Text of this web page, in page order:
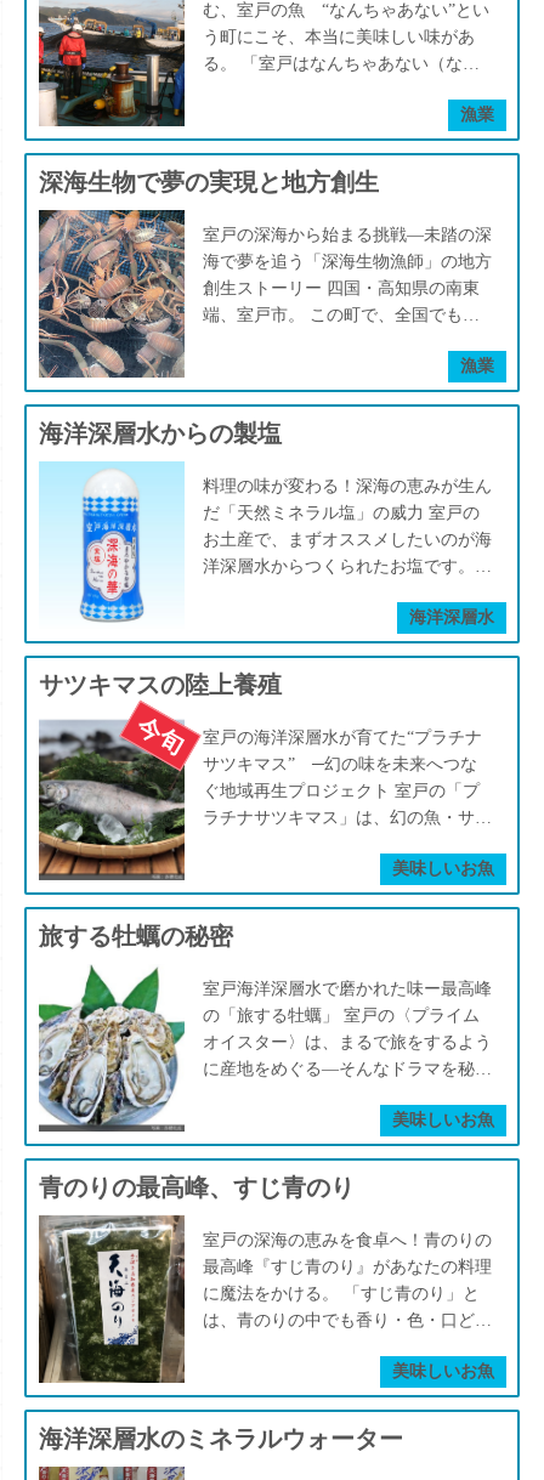
む、室戸の魚 “なんちゃあない”とい
う町にこそ、本当に美味しい味があ
る。 「室戸はなんちゃあない（なん
た。でも、そんな祖母が元気だった
頃、都会に遊びに来て魚を食べると、
決まって「うもうない（おいしくな
い）」と、ぽつりと漏らしていまし
た。 都会には、多彩な飲食店がひし
めき、見たことのない食材も並びま
す。 けれど祖母にとっては、そんな
華やかな食の世界よりも、“なんちゃ
味しく、心の底から愛した味だったの
い」と皆さん仰いますが、室戸には
「いいもの・おいしいもの」が沢山あ
い」っていうのは、「話題性」のある
ものがないっていうことなんでしょう
ね。 そして室戸の人はみんな案外グ
ルメだと思っています。いわゆる“室
戸あるある”ですが、みんな地元の食
材が大好きなんです。 進学や就職で
室戸を離れる人々が、決まってまず
「室戸の食が恋しい」と口にするほ
人々に染みついています。 実際、室
戸の漁港には、高品質で本当に美味し
い魚が次々と水揚げされています。
その理由は、室戸特有の地形と、海洋
水とは、太陽光の届かない深海にある
海水のこと。 深海には太陽光が届か
ないため、光合成が起こらず蓄積され
た窒素やリンなどの栄養がたっぷり詰
の海で湧き上がるため、海には常にミ
ネラル豊富な海水が満ちています。
この栄養たっぷりの海水で育った良質
なプランクトンを基盤に、室戸の海に
は豊かな生態系が築かれているので
す。 その結果、室戸の魚は自然に身
が締まり、国の海洋深層水研究の最適
地として選ばれた室戸ならではの旨み
先、室戸の沿岸近くを通過するブリ
は、たっぷりと栄養を蓄え、「室戸春
ぶり」として親しまれています。これ
はもう季節の風物詩ですね。 もちろ
の「室戸のつながり」でも一部触れて
いますが、室戸では一年を通して多彩
な魚が獲れ、大敷網（定置網）だけで
年間約150種が取引されるほどの豊か
漁業
深海生物で夢の実現と地方創生
室戸の深海から始まる挑戦—未踏の深
海で夢を追う「深海生物漁師」の地方
創生ストーリー 四国・高知県の南東
端、室戸市。 この町で、全国でも珍
す。その名は「深海生物漁師」松尾拓
也さん。 彼は、室戸沿岸で深海生物
を捕獲し、自ら運搬して日本各地の水
族館へ届けるという、前例のない仕事
を確立しました。 大洗水族館、美ら
海水族館など、全国の水族館が彼の漁
獲物を待ち望んでいます。 室戸の東
海岸は、海岸からわずか2〜3kmで水
の地形の底には、太陽光が届かない海
洋深層水が広がっています。 植物プ
ランクトンによる光合成が起こらない
深海では、窒素やリンなどの栄養が消
系が築かれているのです。 まさに、
室戸は深海生物漁の聖地と呼ぶにふさ
わしい場所。 松尾さんの漁場は、水
深約600m。 佐喜浜漁港から数分で到
達できるこの深海で、慎重に漁を行い
ます。 「深いですよー！スカイツリ
ーのてっぺんから仕掛けを降ろしてる
ような感じです」 深海生物は、急激
病”になってしまうことも。だからこ
そ、松尾さんは長い時間をかけてゆっ
くりと引き上げることを徹底していま
す。 捕獲後も、海洋深層水を源泉掛
な環境を維持。表層の海水に触れさせ
ることなく、深海生物に最適な状態で
管理することで、全国の水族館から高
い評価と信頼を得ています。 現在
作し、松尾さん自身が日本中の水族館
へと生き物を届けています。 室戸の
深海は、昔からそこにありました。
しかし、松尾さんによって、室戸の
人々が改めて“気づかされた”自然の恵
みが数多くあります。 たとえば「オ
オグソクムシ」。室戸で昔から普通に
食されたこの生物は、ふるさと納税の
漁業
海洋深層水からの製塩
料理の味が変わる！深海の恵みが生ん
だ「天然ミネラル塩」の威力 室戸の
お土産で、まずオススメしたいのが海
洋深層水からつくられたお塩です。そ
別物。あまりに違うので、「ウチの子
が塩がいつもと違うって気づいたの
よ」とお塩を贈った人に驚かれること
もあるほどです。 料理好きな方
や、“味の違いが分かる人”にもこの塩
は大好評。毎日の食卓に少し添えるだ
けで、素材の味がふわっと引き立ちま
す。 室戸沖の深海、太陽の光が届か
できた海洋深層水。 そこには、植物
プランクトンが光合成をしないため、
消費されずに残されたミネラルがたっ
ぷり蓄積された海水が眠っています。
水深344mからポンプで汲み上げ、濃
縮して結晶化。生産者の方いわく、
「海洋深層水にもともと含まれるミネ
ラルをどう残すかが塩づくりの真髄」
はミネラルの旨味が際立ちます。 私
自身、毎日の料理に使っていますが、
少しふりすぎてしまっても「しょっぱ
れは、塩の中にコクとまろやかさ、そ
して余韻のある旨味が含まれているか
らでしょう。 「室戸の海洋深層水の
お塩」は、料理の用途や食材の個性に
物、トマトなどの素材をダイレクトに
しっとりタイプの塩がおすすめ。しっ
海洋深層水
サツキマスの陸上養殖
室戸の海洋深層水が育てた“プラチナ
サツキマス” ─幻の味を未来へつな
ぐ地域再生プロジェクト 室戸の「プ
ラチナサツキマス」は、幻の魚・サツ
かつ挑戦的な陸上養殖プロジェクトで
す。 サツキマスは、美しい川で生ま
れ、豊かな海で育ち、再び川へと帰
る“回遊するアマゴ”です。その希少性
と繊細な味わいから「幻の魚」とも称
されます。 かつては高知県の川や海
でも見ることができました。しかし、
河川環境の変化により天然個体は激減
在に。 室戸では、この貴重な魚を未
来につなげようと、海洋深層水を活用
した陸上養殖に挑戦しています。 室
戸は、生活排水の流れる大河川がな
海底が断崖になっているため、太陽光
が届かない深海から湧昇流として運ば
れてくる水—それが水深1000mから昇
ってくる海洋深層水。 この水には、
植物プランクトンによって消費されず
に残されたミネラルが蓄積されてお
り、室戸の養殖に理想的な条件をもた
らしています。 この深層水は水深
美味しいお魚
旅する牡蠣の秘密
室戸海洋深層水で磨かれた味ー最高峰
の「旅する牡蠣」 室戸の〈プライム
オイスター〉は、まるで旅をするよう
に産地をめぐる—そんなドラマを秘め
いう神秘的な海の力によって磨き上げ
られたこの牡蠣は、食卓に届くまでの
物語も含めて、極めてユニークな存在
です。 室戸沖の海は、生活排水が流
れ込む大河川が存在せず、凛とした清
らかさを保っています。さらに海底が
急峻な断崖となっているため、太陽光
が届かない深海から湧き上がる水—そ
トルから湧昇流として運ばれてくるこ
の水には、植物プランクトンに消費さ
れずに残されたミネラルが豊富に蓄え
られており、室戸の海産物に理想的な
美味しいお魚
青のりの最高峰、すじ青のり
室戸の深海の恵みを食卓へ！青のりの
最高峰『すじ青のり』があなたの料理
に魔法をかける。 「すじ青のり」と
は、青のりの中でも香り・色・口どけ
成分が他種よりも豊富で和洋を問わず
幅広い料理と調和し、食卓に豊かな風
味と彩りを添えます。その存在感は、
地元の食文化に深く根ざし、ひとふり
美味しいお魚
海洋深層水のミネラルウォーター